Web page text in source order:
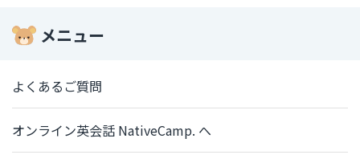
メニュー
よくあるご質問
オンライン英会話 NativeCamp. へ